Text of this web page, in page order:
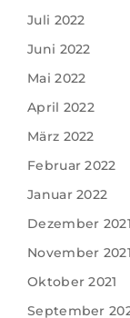
Juli 2022
Juni 2022
Mai 2022
April 2022
März 2022
Februar 2022
Januar 2022
Dezember 2021
November 2021
Oktober 2021
September